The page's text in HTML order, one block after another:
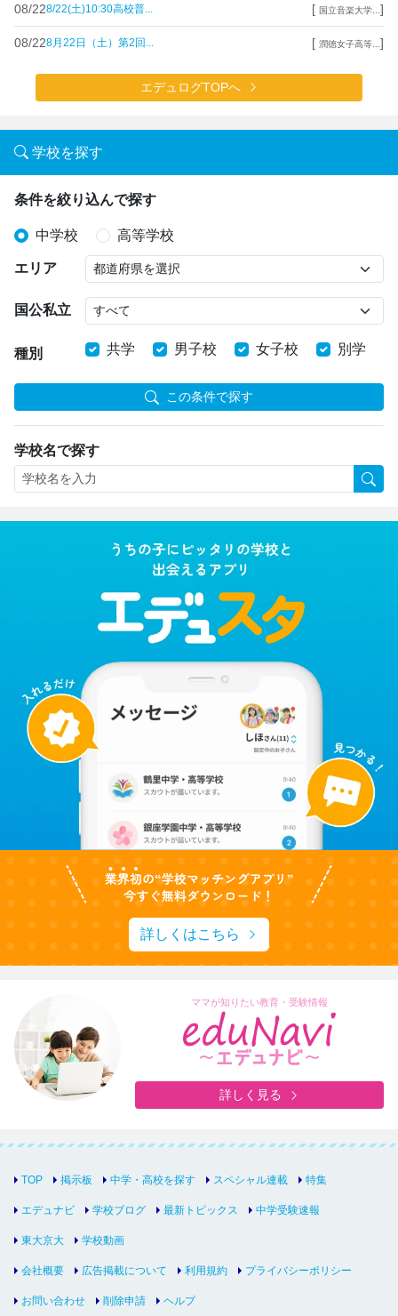
08/228/22(土)10:30高校普... [ 国立音楽大学... ]
08/228月22日（土）第2回... [ 潤徳女子高等... ]
エデュログTOPへ
学校を探す
条件を絞り込んで探す
中学校 高等学校
エリア
国公私立
種別 共学 男子校 女子校 別学
この条件で探す
学校名で探す
詳しくはこちら
ママが知りたい教育・受験情報
詳しく見る
TOP 掲示板 中学・高校を探す スペシャル連載 特集
エデュナビ 学校ブログ 最新トピックス 中学受験速報
東大京大 学校動画
会社概要 広告掲載について 利用規約 プライバシーポリシー
お問い合わせ 削除申請 ヘルプ